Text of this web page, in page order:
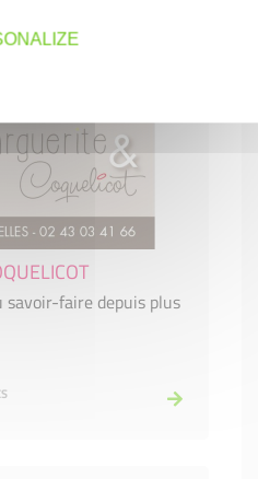
faire depuis plus